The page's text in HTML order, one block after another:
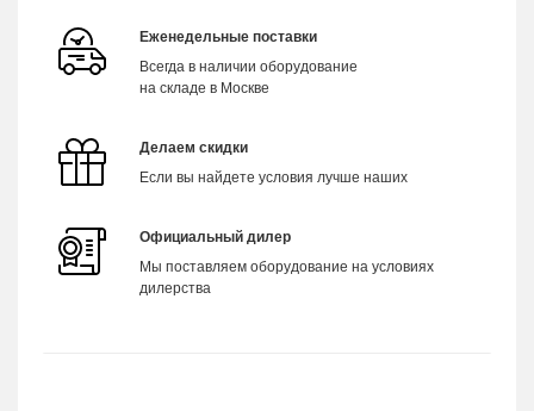
Еженедельные поставки
Всегда в наличии оборудование
на складе в Москве
Делаем скидки
Если вы найдете условия лучше наших
Официальный дилер
Мы поставляем оборудование на условиях
дилерства